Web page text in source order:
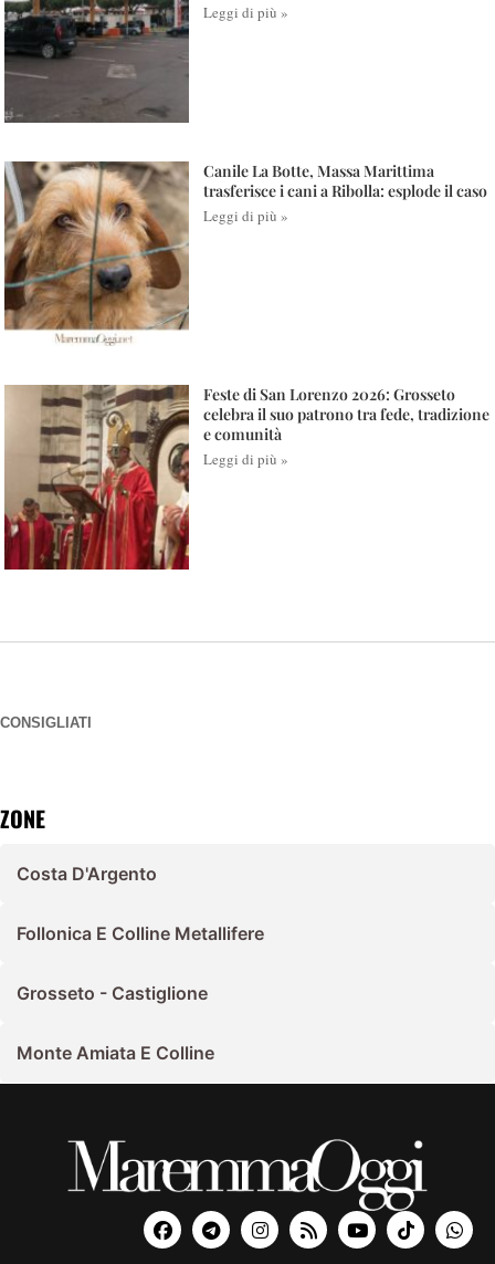
Leggi di più »
Canile La Botte, Massa Marittima
trasferisce i cani a Ribolla: esplode il caso
Leggi di più »
Feste di San Lorenzo 2026: Grosseto
celebra il suo patrono tra fede, tradizione
e comunità
Leggi di più »
CONSIGLIATI
ZONE
Costa D'Argento
Follonica E Colline Metallifere
Grosseto - Castiglione
Monte Amiata E Colline